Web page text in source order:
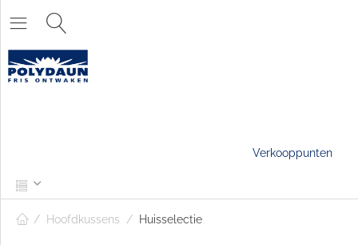
Verkooppunten
/ Hoofdkussens / Huisselectie